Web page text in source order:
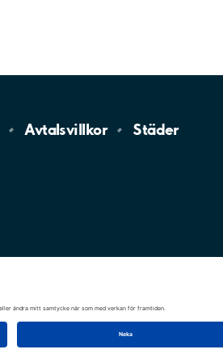
Avtalsvillkor Städer